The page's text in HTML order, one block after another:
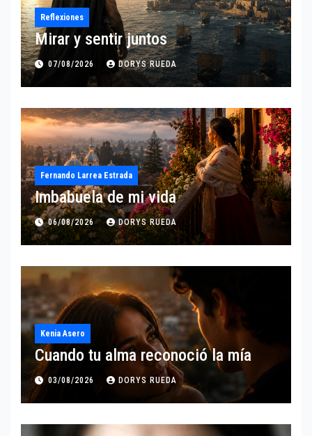
Reflexiones
Mirar y sentir juntos
07/08/2026 DORYS RUEDA
Fernando Larrea Estrada
Imbabuela de mi vida
06/08/2026 DORYS RUEDA
Kenia Asero
Cuando tu alma reconoció la mía
03/08/2026 DORYS RUEDA